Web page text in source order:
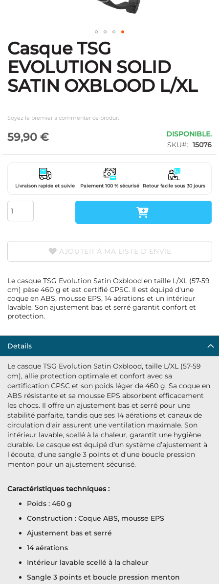
Skip
to
the
beginning
of
the
Casque TSG
EVOLUTION SOLID
SATIN OXBLOOD L/XL
Soyez le premier à commenter ce produit
59,90 €
DISPONIBLE.
SKU
15076
Livraison rapide et suivie Paiement 100 % sécurisé Retour facile sous 30 jours
AJOUTER À MA LISTE D’ENVIE
Le casque TSG Evolution Satin Oxblood en taille L/XL (57-59
cm) pèse 460 g et est certifié CPSC. Il est équipé d'une
coque en ABS, mousse EPS, 14 aérations et un intérieur
lavable. Son ajustement bas et serré garantit confort et
protection.
Details
Le casque TSG Evolution Satin Oxblood, taille L/XL (57-59
cm), allie protection optimale et confort avec sa
certification CPSC et son poids léger de 460 g. Sa coque en
ABS résistante et sa mousse EPS absorbent efficacement
les chocs. Il offre un ajustement bas et serré pour une
stabilité parfaite, tandis que ses 14 aérations et canaux de
circulation d'air assurent une ventilation maximale. Son
intérieur lavable, scellé à la chaleur, garantit une hygiène
durable. Le casque est équipé d’un système d’ajustement à
l'écoute, d'une sangle 3 points et d'une boucle pression
menton pour un ajustement sécurisé.
Caractéristiques techniques :
Poids : 460 g
Construction : Coque ABS, mousse EPS
Ajustement bas et serré
14 aérations
Intérieur lavable scellé à la chaleur
Sangle 3 points et boucle pression menton